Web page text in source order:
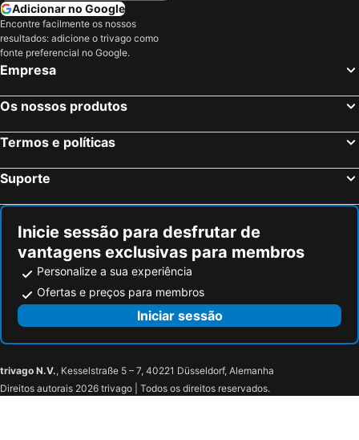
Adicionar no Google
Encontre facilmente os nossos
resultados: adicione o trivago como
fonte preferencial no Google.
Empresa
Os nossos produtos
Termos e políticas
Suporte
Inicie sessão para desfrutar de
vantagens exclusivas para membros
Personalize a sua experiência
Ofertas e preços para membros
Iniciar sessão
trivago N.V., Kesselstraße 5 – 7, 40221 Düsseldorf, Alemanha
Direitos autorais 2026 trivago | Todos os direitos reservados.